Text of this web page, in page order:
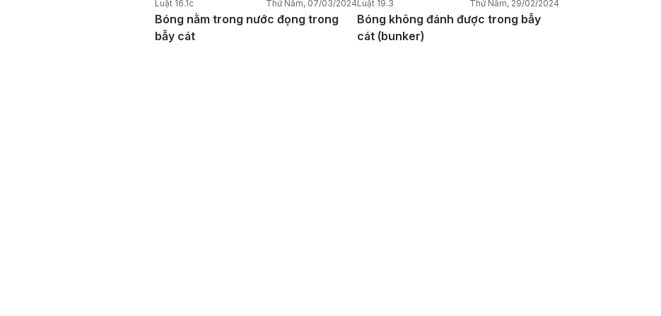
Luật 16.1c Thứ Năm, 07/03/2024
Bóng nằm trong nước đọng trong
bẫy cát
Luật 19.3 Thứ Năm, 29/02/2024
Bóng không đánh được trong bẫy
cát (bunker)